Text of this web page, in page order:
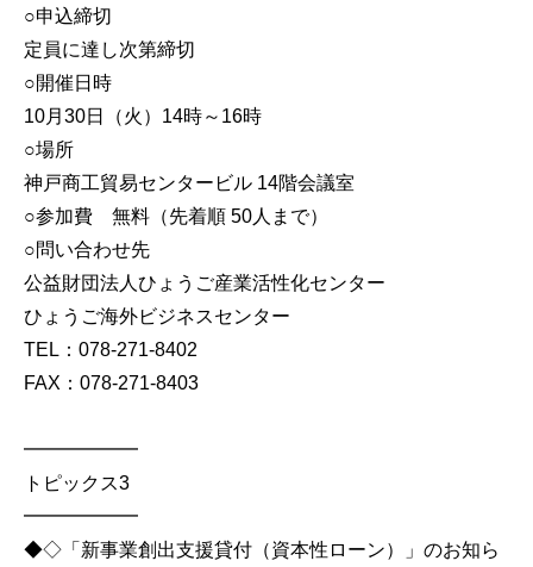
○申込締切
定員に達し次第締切
○開催日時
10月30日（火）14時～16時
○場所
神戸商工貿易センタービル 14階会議室
○参加費 無料（先着順 50人まで）
○問い合わせ先
公益財団法人ひょうご産業活性化センター
ひょうご海外ビジネスセンター
TEL：078-271-8402
FAX：078-271-8403
━━━━━━
トピックス3
━━━━━━
◆◇「新事業創出支援貸付（資本性ローン）」のお知ら